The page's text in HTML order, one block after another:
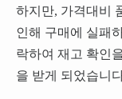
하지만, 가격대비
인해 구매에 실패
락하여 재고 확인
을 받게 되었습니